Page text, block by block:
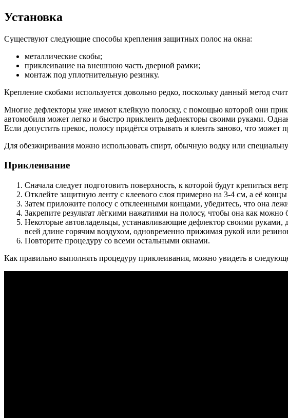
Установка
Существуют следующие способы крепления защитных полос на окна:
металлические скобы;
приклеивание на внешнюю часть дверной рамки;
монтаж под уплотнительную резинку.
Крепление скобами используется довольно редко, поскольку данный метод
Многие дефлекторы уже имеют клейкую полоску, с помощью которой они
автомобиля может легко и быстро приклеить дефлекторы своими руками.
Если допустить прекос, полосу придётся отрывать и клеить заново, что
Для обезжиривания можно использовать спирт, обычную водку или
Приклеивание
Сначала следует подготовить поверхность, к которой будут крепиться
Отклейте защитную ленту с клеевого слоя примерно на 3-4 см, а её концы
Затем приложите полосу с отклеенными концами, убедитесь, что она
Закрепите результат лёгкими нажатиями на полосу, чтобы она как
Некоторые автовладельцы, устанавливающие дефлектор своими руками,
всей длине горячим воздухом, одновременно прижимая рукой или
Повторите процедуру со всеми остальными окнами.
Как правильно выполнять процедуру приклеивания, можно увидеть в